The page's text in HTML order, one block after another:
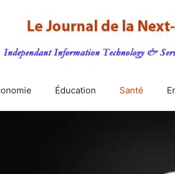
Éducation Santé